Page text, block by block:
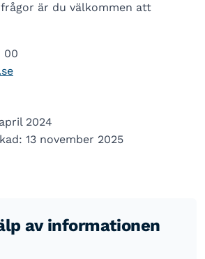
är du välkommen att
00
2024
13 november 2025
av informationen